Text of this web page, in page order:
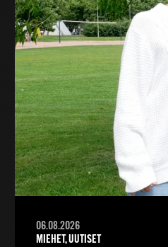
06.08.2026
MIEHET, UUTISET